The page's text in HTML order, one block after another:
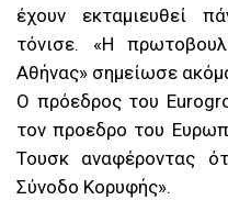
έχουν εκταμιευθεί
τόνισε. «Η
Αθήνας» σημείωσε
Ο πρόεδρος του
τον προεδρο του
Τουσκ αναφέροντας
Σύνοδο Κορυφής».